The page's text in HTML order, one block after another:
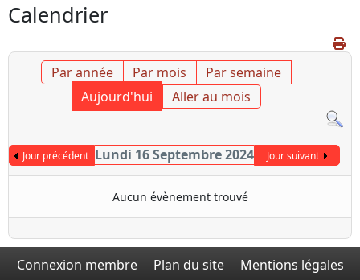
Calendrier
Par année Par mois
Par semaine
Aujourd'hui
Aller au mois
Jour précédent Lundi 16 Septembre 2024 Jour suivant
Aucun évènement trouvé
Connexion membre Plan du site Mentions légales